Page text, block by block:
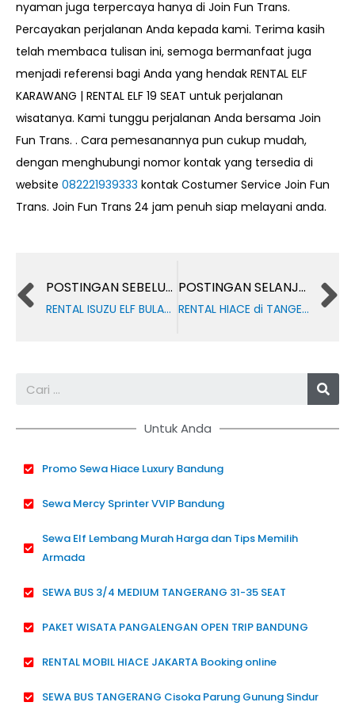
nyaman juga terpercaya hanya di Join Fun Trans.
Percayakan perjalanan Anda kepada kami. Terima kasih
telah membaca tulisan ini, semoga bermanfaat juga
menjadi referensi bagi Anda yang hendak RENTAL ELF
KARAWANG | RENTAL ELF 19 SEAT untuk perjalanan
wisatanya. Kami tunggu perjalanan Anda bersama Join
Fun Trans. . Cara pemesanannya pun cukup mudah,
dengan menghubungi nomor kontak yang tersedia di
website 082221939333 kontak Costumer Service Join Fun
Trans. Join Fun Trans 24 jam penuh siap melayani anda.
Prev POSTINGAN SEBELUMNYA
RENTAL ISUZU ELF BULANAN KARYAWAN PABRIK BANTEN
POSTINGAN SELANJUTNYA
RENTAL HIACE di TANGERANG KE JAWA TIMUR | SEWA HIACE TANGERANG
Untuk Anda
Promo Sewa Hiace Luxury Bandung
Sewa Mercy Sprinter VVIP Bandung
Sewa Elf Lembang Murah Harga dan Tips Memilih
Armada
SEWA BUS 3/4 MEDIUM TANGERANG 31-35 SEAT
PAKET WISATA PANGALENGAN OPEN TRIP BANDUNG
RENTAL MOBIL HIACE JAKARTA Booking online
SEWA BUS TANGERANG Cisoka Parung Gunung Sindur